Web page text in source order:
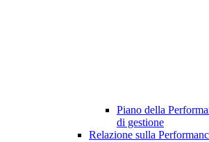
Piano della
di gestione
Relazione sulla